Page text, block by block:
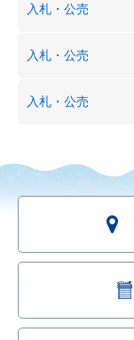
入札・公売
入札・公売
入札・公売